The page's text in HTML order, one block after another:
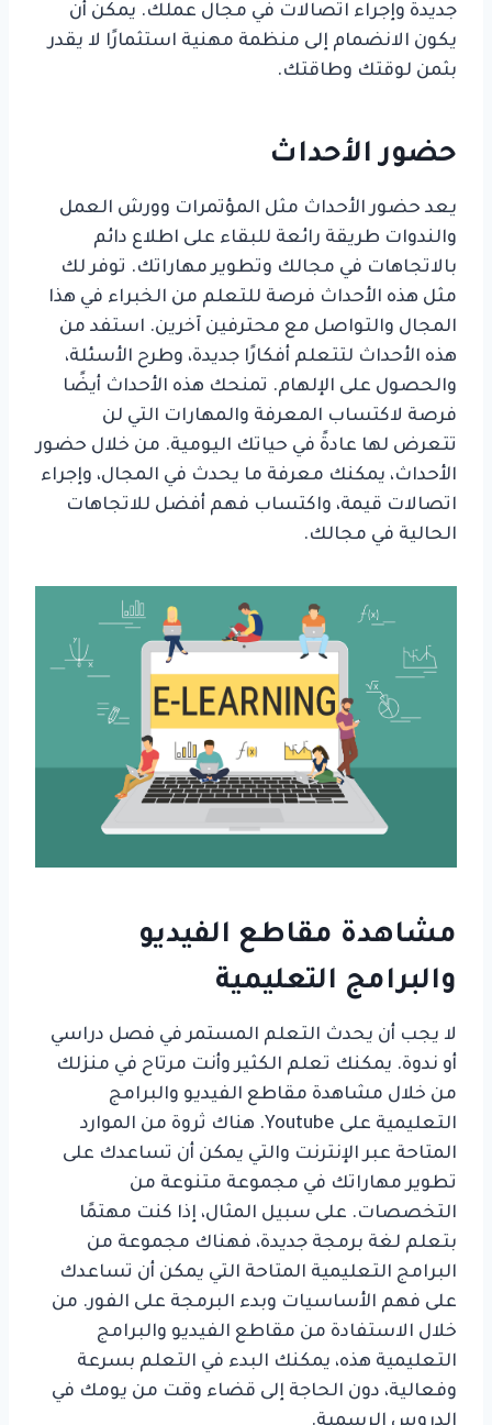
جديدة وإجراء اتصالات في مجال عملك. يمكن أن
يكون الانضمام إلى منظمة مهنية استثمارًا لا يقدر
بثمن لوقتك وطاقتك.
حضور الأحداث
يعد حضور الأحداث مثل المؤتمرات وورش العمل
والندوات طريقة رائعة للبقاء على اطلاع دائم
بالاتجاهات في مجالك وتطوير مهاراتك. توفر لك
مثل هذه الأحداث فرصة للتعلم من الخبراء في هذا
المجال والتواصل مع محترفين آخرين. استفد من
هذه الأحداث لتتعلم أفكارًا جديدة، وطرح الأسئلة،
والحصول على الإلهام. تمنحك هذه الأحداث أيضًا
فرصة لاكتساب المعرفة والمهارات التي لن
تتعرض لها عادةً في حياتك اليومية. من خلال حضور
الأحداث، يمكنك معرفة ما يحدث في المجال، وإجراء
اتصالات قيمة، واكتساب فهم أفضل للاتجاهات
الحالية في مجالك.
مشاهدة مقاطع الفيديو
والبرامج التعليمية
لا يجب أن يحدث التعلم المستمر في فصل دراسي
أو ندوة. يمكنك تعلم الكثير وأنت مرتاح في منزلك
من خلال مشاهدة مقاطع الفيديو والبرامج
التعليمية على Youtube. هناك ثروة من الموارد
المتاحة عبر الإنترنت والتي يمكن أن تساعدك على
تطوير مهاراتك في مجموعة متنوعة من
التخصصات. على سبيل المثال، إذا كنت مهتمًا
بتعلم لغة برمجة جديدة، فهناك مجموعة من
البرامج التعليمية المتاحة التي يمكن أن تساعدك
على فهم الأساسيات وبدء البرمجة على الفور. من
خلال الاستفادة من مقاطع الفيديو والبرامج
التعليمية هذه، يمكنك البدء في التعلم بسرعة
وفعالية، دون الحاجة إلى قضاء وقت من يومك في